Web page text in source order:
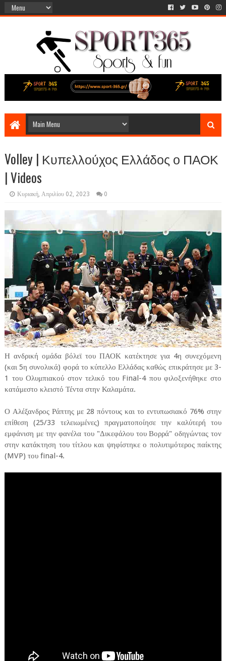
Volley | Κυπελλούχος Ελλάδος ο ΠΑΟΚ
| Videos
Κυριακή, Απριλίου 02, 2023 0
Η ανδρική ομάδα βόλεϊ του ΠΑΟΚ κατέκτησε για 4η συνεχόμενη
(και 5η συνολικά) φορά το κύπελλο Ελλάδας καθώς επικράτησε με 3-
1 του Ολυμπιακού στον τελικό του Final-4 που φιλοξενήθηκε στο
κατάμεστο κλειστό Τέντα στην Καλαμάτα.
Ο Αλέξανδρος Ράπτης με 28 πόντους και το εντυπωσιακό 76% στην
επίθεση (25/33 τελειωμένες) πραγματοποίησε την καλύτερή του
εμφάνιση με την φανέλα του "Δικεφάλου του Βορρά" οδηγώντας τον
στην κατάκτηση του τίτλου και ψηφίστηκε ο πολυτιμότερος παίκτης
(MVP) του final-4.